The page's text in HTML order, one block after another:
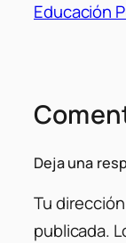
Educación
Deja una
Tu
publicada.